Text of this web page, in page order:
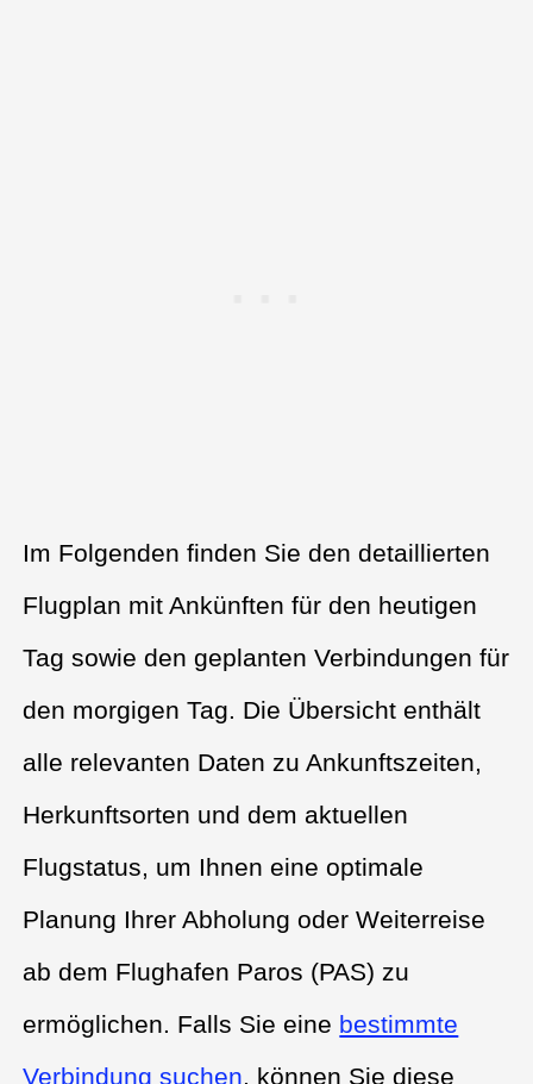
Im Folgenden finden Sie den detaillierten
Flugplan mit Ankünften für den heutigen
Tag sowie den geplanten Verbindungen für
den morgigen Tag. Die Übersicht enthält
alle relevanten Daten zu Ankunftszeiten,
Herkunftsorten und dem aktuellen
Flugstatus, um Ihnen eine optimale
Planung Ihrer Abholung oder Weiterreise
ab dem Flughafen Paros (PAS) zu
ermöglichen. Falls Sie eine bestimmte
Verbindung suchen, können Sie diese